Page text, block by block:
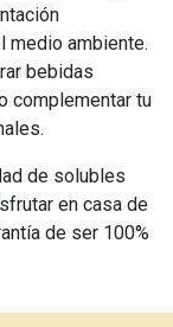
medio ambiente.
bebidas
complementar tu
de solubles
en casa de
de ser 100%